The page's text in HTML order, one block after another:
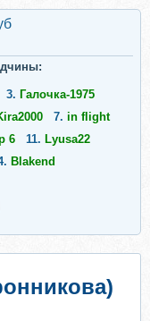
3. Галочка-1975
7. in flight
6 11. Lyusa22
Blakend